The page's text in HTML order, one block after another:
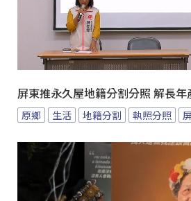
屏東推永久屋地籍分割分照 解長年
原鄉 生活 地籍分割 執照分照